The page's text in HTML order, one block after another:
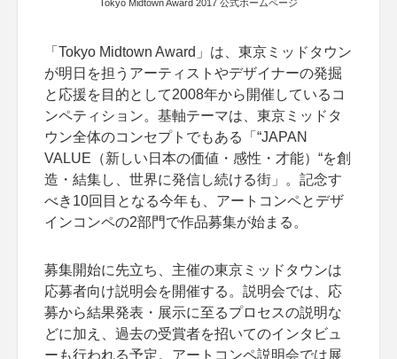
Tokyo Midtown Award 2017 公式ホームページ
「Tokyo Midtown Award」は、東京ミッドタウン
が明日を担うアーティストやデザイナーの発掘
と応援を目的として2008年から開催しているコ
ンペティション。基軸テーマは、東京ミッドタ
ウン全体のコンセプトでもある「“JAPAN
VALUE（新しい日本の価値・感性・才能）“を創
造・結集し、世界に発信し続ける街」。記念す
べき10回目となる今年も、アートコンペとデザ
インコンペの2部門で作品募集が始まる。
募集開始に先立ち、主催の東京ミッドタウンは
応募者向け説明会を開催する。説明会では、応
募から結果発表・展示に至るプロセスの説明な
どに加え、過去の受賞者を招いてのインタビュ
ーも行われる予定。アートコンペ説明会では展